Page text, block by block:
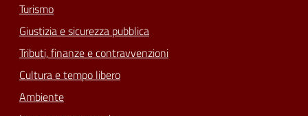
Turismo
Giustizia e sicurezza pubblica
Tributi, finanze e contravvenzioni
Cultura e tempo libero
Ambiente